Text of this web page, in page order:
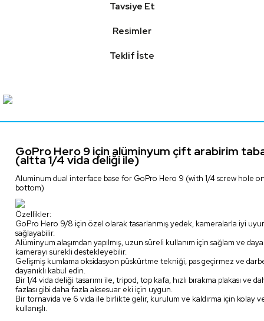
Tavsiye Et
Resimler
Teklif İste
GoPro Hero 9 için alüminyum çift arabirim
(altta 1/4 vida deliği ile)
Aluminum dual interface base for GoPro Hero 9 (with 1/4 screw hole
bottom)
Özellikler:
GoPro Hero 9/8 için özel olarak tasarlanmış yedek, kameralarla iyi
sağlayabilir.
Alüminyum alaşımdan yapılmış, uzun süreli kullanım için sağlam ve
kamerayı sürekli destekleyebilir.
Gelişmiş kumlama oksidasyon püskürtme tekniği, pas geçirmez ve
dayanıklı kabul edin.
Bir 1/4 vida deliği tasarımı ile, tripod, top kafa, hızlı bırakma plakası ve
fazlası gibi daha fazla aksesuar eki için uygun.
Bir tornavida ve 6 vida ile birlikte gelir, kurulum ve kaldırma için kolay
kullanışlı.